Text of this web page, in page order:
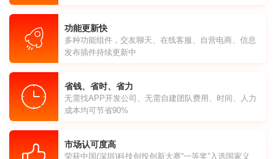
功能更新快
多种功能组件，交友聊天、在线客服、自营电商、信息
发布插件持续更新中
省钱、省时、省力
无需找APP开发公司、无需自建团队费用、时间、人力
成本均可节省90%
市场认可度高
荣获中国(深圳)科技创投创新大赛“一等奖”入选国家义